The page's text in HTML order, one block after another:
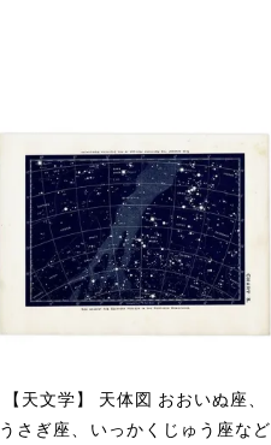
【天文学】 天体図 おおいぬ座、
うさぎ座、いっかくじゅう座など